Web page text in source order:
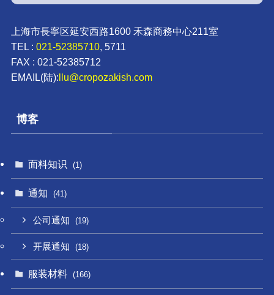
上海市長寧区延安西路1600 禾森商務中心211室
TEL : 021-52385710, 5711
FAX : 021-52385712
EMAIL(陆): llu@cropozakish.com
博客
面料知识 (1)
通知 (41)
公司通知 (19)
开展通知 (18)
服装材料 (166)